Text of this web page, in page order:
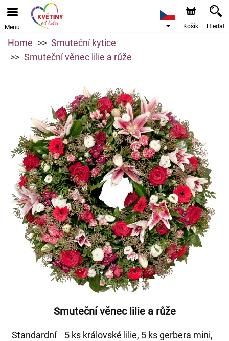
Menu Košík Hledat
Home
Smuteční kytice
Smuteční věnec lilie a růže
Smuteční věnec lilie a růže
Standardní
5 ks královské lilie, 5 ks gerbera mini,